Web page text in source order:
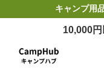
キャンプ用
10,000円